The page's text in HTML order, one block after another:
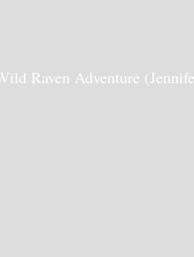
Raven Adventure